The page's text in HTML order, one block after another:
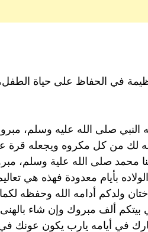
في الحفاظ على حياة
النبي صلى الله عليه وسلم،
لك من كل مكروه ويجعله قرة
محمد صلى الله علية وسلم،
بأيام معدودة فهذه هي
ختان ولدكم أدامه الله وحفظه
بيتكم ألف مبروك وإن شاء
في أيامه يارب يكون عونك في